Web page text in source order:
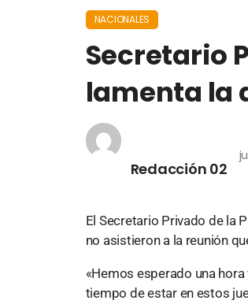
NACIONALES
Secretario
lamenta la
Redacción 02
El Secretario Privado de la
no asistieron a la reunión
«Hemos esperado una
tiempo de estar en estos